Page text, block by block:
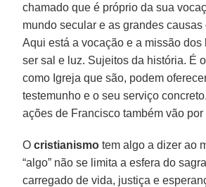
chamado que é próprio da sua
mundo secular e as grandes
Aqui está a vocação e a missão dos
ser sal e luz. Sujeitos da história. É
como Igreja que são, podem
testemunho e o seu serviço
ações de Francisco também vão por
Ocristianismo tem algo a dizer ao
“algo” não se limita a esfera do
carregado de vida, justiça e